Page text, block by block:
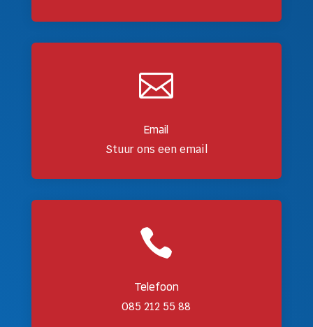

Email
Stuur ons een email

Telefoon
085 212 55 88